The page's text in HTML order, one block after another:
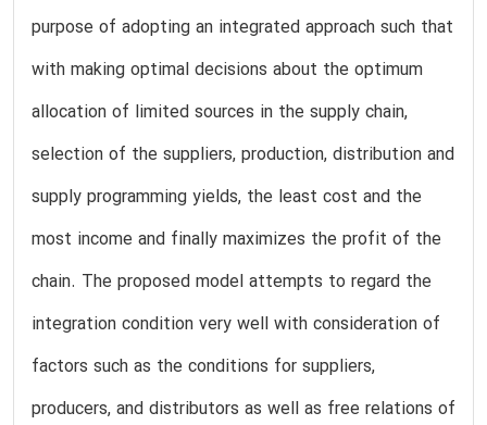
purpose of adopting an integrated approach such that
with making optimal decisions about the optimum
allocation of limited sources in the supply chain,
selection of the suppliers, production, distribution and
supply programming yields, the least cost and the
most income and finally maximizes the profit of the
chain. The proposed model attempts to regard the
integration condition very well with consideration of
factors such as the conditions for suppliers,
producers, and distributors as well as free relations of